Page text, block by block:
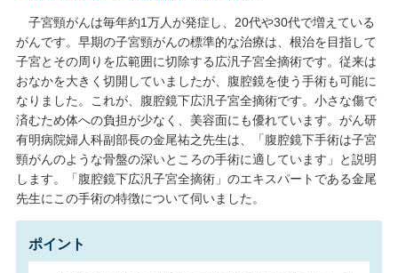
子宮頸がんは毎年約1万人が発症し、20代や30代で増えている
がんです。早期の子宮頸がんの標準的な治療は、根治を目指して
子宮とその周りを広範囲に切除する広汎子宮全摘術です。従来は
おなかを大きく切開していましたが、腹腔鏡を使う手術も可能に
なりました。これが、腹腔鏡下広汎子宮全摘術です。小さな傷で
済むため体への負担が少なく、美容面にも優れています。がん研
有明病院婦人科副部長の金尾祐之先生は、「腹腔鏡下手術は子宮
頸がんのような骨盤の深いところの手術に適しています」と説明
します。「腹腔鏡下広汎子宮全摘術」のエキスパートである金尾
先生にこの手術の特徴について伺いました。
ポイント